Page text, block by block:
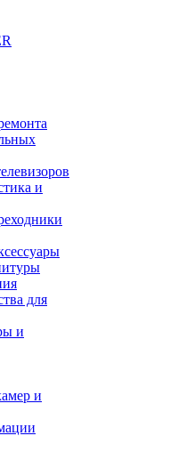
и
для
и
и